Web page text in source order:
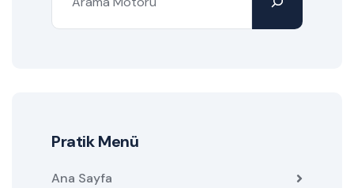
Pratik Menü
Ana Sayfa